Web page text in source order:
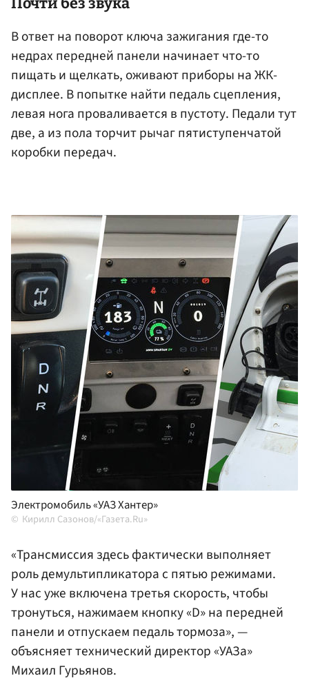
В ответ на поворот ключа зажигания где-то
недрах передней панели начинает что-то
пищать и щелкать, оживают приборы на ЖК-
дисплее. В попытке найти педаль сцепления,
левая нога проваливается в пустоту. Педали тут
две, а из пола торчит рычаг пятиступенчатой
коробки передач.
Электромобиль «УАЗ Хантер»
Кирилл Сазонов/«Газета.Ru»
«Трансмиссия здесь фактически выполняет
роль демультипликатора с пятью режимами.
У нас уже включена третья скорость, чтобы
тронуться, нажимаем кнопку «D» на передней
панели и отпускаем педаль тормоза», —
объясняет технический директор «УАЗа»
Михаил Гурьянов.